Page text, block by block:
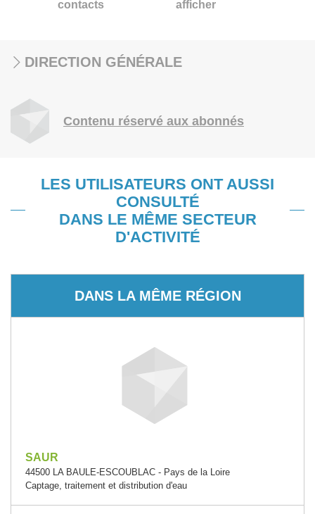
contacts afficher
DIRECTION GÉNÉRALE
Contenu réservé aux abonnés
LES UTILISATEURS ONT AUSSI
CONSULTÉ
DANS LE MÊME SECTEUR
D'ACTIVITÉ
DANS LA MÊME RÉGION
SAUR
44500 LA BAULE-ESCOUBLAC - Pays de la Loire
Captage, traitement et distribution d'eau